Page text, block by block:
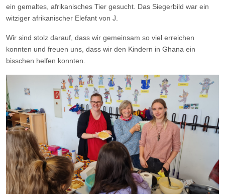
ein gemaltes, afrikanisches Tier gesucht. Das Siegerbild war ein
witziger afrikanischer Elefant von J.
Wir sind stolz darauf, dass wir gemeinsam so viel erreichen
konnten und freuen uns, dass wir den Kindern in Ghana ein
bisschen helfen konnten.​